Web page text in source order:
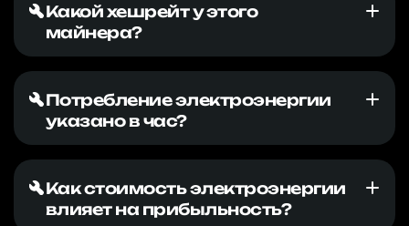
Какой хешрейт у этого
майнера?
Потребление электроэнергии
указано в час?
Как стоимость электроэнергии
влияет на прибыльность?